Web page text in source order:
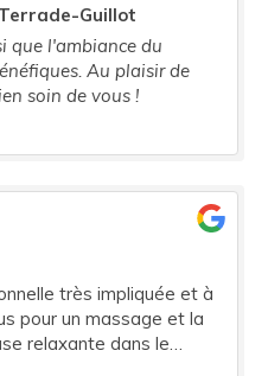
beaucoup Géraldine.
Guillot
que l'ambiance du
Au plaisir de
bien soin de vous !
très impliquée et à
pour un massage et la
relaxante dans le
et un apaisement de